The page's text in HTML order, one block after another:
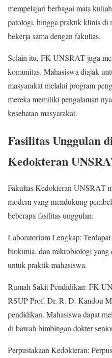
mempelajari berbagai mata
patologi, hingga praktik klinis di
bekerja sama dengan fakultas.
Selain itu, FK UNSRAT juga
komunitas. Mahasiswa diajak
masyarakat melalui program
mereka memiliki pengalaman
kesehatan masyarakat.
Fasilitas Unggulan
Kedokteran
Fakultas Kedokteran UNSRAT
modern yang mendukung
beberapa fasilitas unggulan:
Laboratorium Lengkap:
biokimia, dan mikrobiologi yang
untuk praktik mahasiswa.
Rumah Sakit Pendidikan: FK
RSUP Prof. Dr. R. D. Kandou
pendidikan. Mahasiswa dapat
di bawah bimbingan dokter
Perpustakaan Kedokteran: